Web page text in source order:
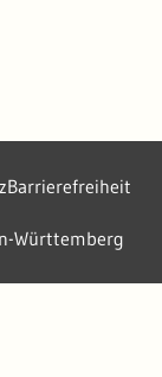
Württemberg
Barrierefreiheit